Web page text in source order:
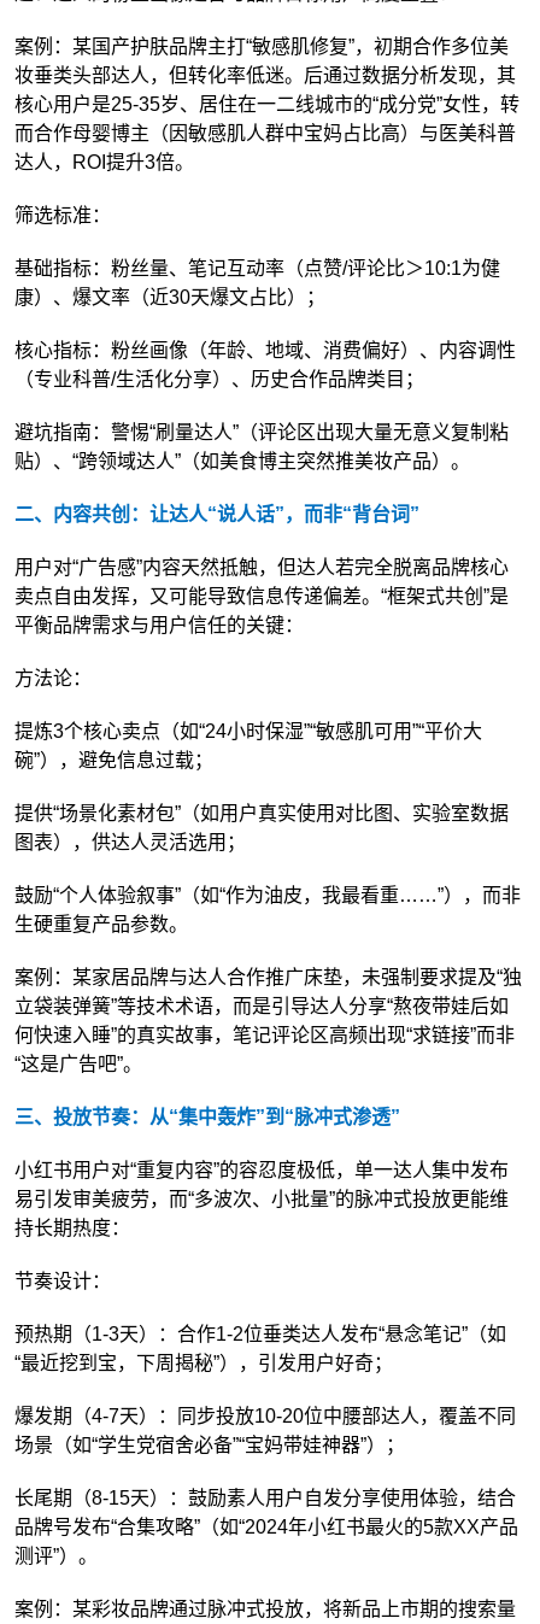
案例：某国产护肤品牌主打“敏感肌修复”，初期合作多位美
妆垂类头部达人，但转化率低迷。后通过数据分析发现，其
核心用户是25-35岁、居住在一二线城市的“成分党”女性，转
而合作母婴博主（因敏感肌人群中宝妈占比高）与医美科普
达人，ROI提升3倍。
筛选标准：
基础指标：粉丝量、笔记互动率（点赞/评论比＞10:1为健
康）、爆文率（近30天爆文占比）；
核心指标：粉丝画像（年龄、地域、消费偏好）、内容调性
（专业科普/生活化分享）、历史合作品牌类目；
避坑指南：警惕“刷量达人”（评论区出现大量无意义复制粘
贴）、“跨领域达人”（如美食博主突然推美妆产品）。
二、内容共创：让达人“说人话”，而非“背台词”
用户对“广告感”内容天然抵触，但达人若完全脱离品牌核心
卖点自由发挥，又可能导致信息传递偏差。“框架式共创”是
平衡品牌需求与用户信任的关键：
方法论：
提炼3个核心卖点（如“24小时保湿”“敏感肌可用”“平价大
碗”），避免信息过载；
提供“场景化素材包”（如用户真实使用对比图、实验室数据
图表），供达人灵活选用；
鼓励“个人体验叙事”（如“作为油皮，我最看重……”），而非
生硬重复产品参数。
案例：某家居品牌与达人合作推广床垫，未强制要求提及“独
立袋装弹簧”等技术术语，而是引导达人分享“熬夜带娃后如
何快速入睡”的真实故事，笔记评论区高频出现“求链接”而非
“这是广告吧”。
三、投放节奏：从“集中轰炸”到“脉冲式渗透”
小红书用户对“重复内容”的容忍度极低，单一达人集中发布
易引发审美疲劳，而“多波次、小批量”的脉冲式投放更能维
持长期热度：
节奏设计：
预热期（1-3天）：合作1-2位垂类达人发布“悬念笔记”（如
“最近挖到宝，下周揭秘”），引发用户好奇；
爆发期（4-7天）：同步投放10-20位中腰部达人，覆盖不同
场景（如“学生党宿舍必备”“宝妈带娃神器”）；
长尾期（8-15天）：鼓励素人用户自发分享使用体验，结合
品牌号发布“合集攻略”（如“2024年小红书最火的5款XX产品
测评”）。
案例：某彩妆品牌通过脉冲式投放，将新品上市期的搜索量